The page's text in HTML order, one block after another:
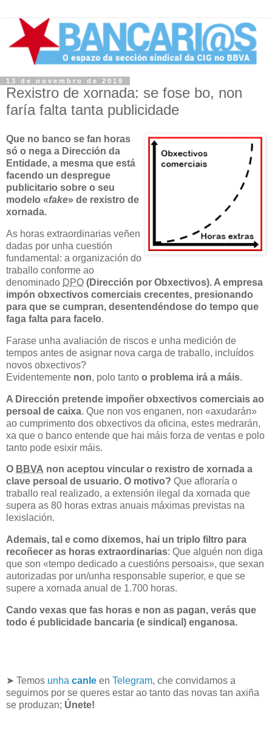
13 de novembro de 2019
Rexistro de xornada: se fose bo, non
faría falta tanta publicidade
Que no banco se fan horas
só o nega a Dirección da
Entidade, a mesma que está
facendo un despregue
publicitario sobre o seu
modelo «fake» de rexistro de
xornada.
As horas extraordinarias veñen
dadas por unha cuestión
fundamental: a organización do
traballo conforme ao
denominado DPO (Dirección por Obxectivos). A empresa
impón obxectivos comerciais crecentes, presionando
para que se cumpran, desentendéndose do tempo que
faga falta para facelo.
Farase unha avaliación de riscos e unha medición de
tempos antes de asignar nova carga de traballo, incluídos
novos obxectivos?
Evidentemente non, polo tanto o problema irá a máis.
A Dirección pretende impoñer obxectivos comerciais ao
persoal de caixa. Que non vos enganen, non «axudarán»
ao cumprimento dos obxectivos da oficina, estes medrarán,
xa que o banco entende que hai máis forza de ventas e polo
tanto pode esixir máis.
O BBVA non aceptou vincular o rexistro de xornada a
clave persoal de usuario. O motivo? Que afloraría o
traballo real realizado, a extensión ilegal da xornada que
supera as 80 horas extras anuais máximas previstas na
lexislación.
Ademais, tal e como dixemos, hai un triplo filtro para
recoñecer as horas extraordinarias: Que alguén non diga
que son «tempo dedicado a cuestións persoais», que sexan
autorizadas por un/unha responsable superior, e que se
supere a xornada anual de 1.700 horas.
Cando vexas que fas horas e non as pagan, verás que
todo é publicidade bancaria (e sindical) enganosa.
➤ Temos unha canle en Telegram, che convidamos a
seguirnos por se queres estar ao tanto das novas tan axiña
se produzan; Únete!